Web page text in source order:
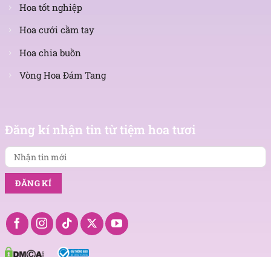
Hoa tốt nghiệp
Hoa cưới cầm tay
Hoa chia buồn
Vòng Hoa Đám Tang
Đăng kí nhận tin từ tiệm hoa tươi
tin
mới